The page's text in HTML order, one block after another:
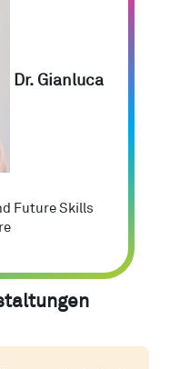
Dr. Gianluca
Future Skills